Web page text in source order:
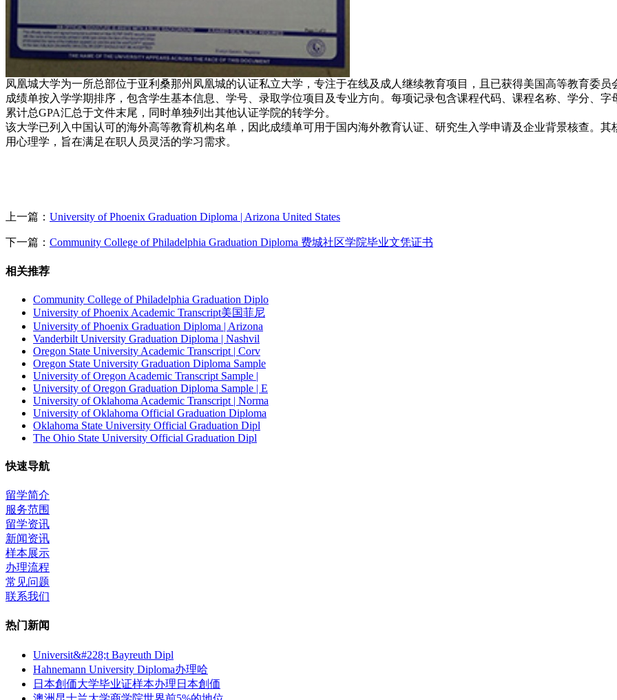
凤凰城大学为一所总部位于亚利桑那州凤凰城的认证私立大学，专注于在线及成人继续教育项目，且已获得美国高等教育委员
成绩单按入学学期排序，包含学生基本信息、学号、录取学位项目及专业方向。每项记录包含课程代码、课程名称、学分、
累计总GPA汇总于文件末尾，同时单独列出其他认证学院的转学分。
该大学已列入中国认可的海外高等教育机构名单，因此成绩单可用于国内海外教育认证、研究生入学申请及企业背景核查。
用心理学，旨在满足在职人员灵活的学习需求。
上一篇： University of Phoenix Graduation Diploma | Arizona United States
下一篇： Community College of Philadelphia Graduation Diploma 费城社区学院毕业文凭证书
相关推荐
Community College of Philadelphia Graduation Diplo
University of Phoenix Academic Transcript美国菲尼
University of Phoenix Graduation Diploma | Arizona
Vanderbilt University Graduation Diploma | Nashvil
Oregon State University Academic Transcript | Corv
Oregon State University Graduation Diploma Sample
University of Oregon Academic Transcript Sample |
University of Oregon Graduation Diploma Sample | E
University of Oklahoma Academic Transcript | Norma
University of Oklahoma Official Graduation Diploma
Oklahoma State University Official Graduation Dipl
The Ohio State University Official Graduation Dipl
快速导航
留学简介
服务范围
留学资讯
新闻资讯
样本展示
办理流程
常见问题
联系我们
热门新闻
Universit&#228;t Bayreuth Dipl
Hahnemann University Diploma办理哈
日本創価大学毕业证样本办理日本創価